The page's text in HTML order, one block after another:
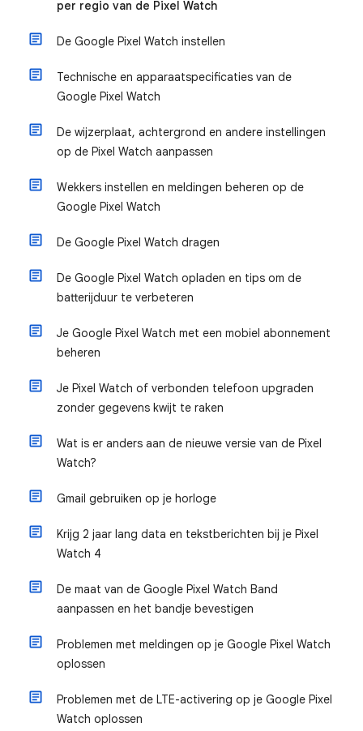
per regio van de Pixel Watch
De Google Pixel Watch instellen
Technische en apparaatspecificaties van de
Google Pixel Watch
De wijzerplaat, achtergrond en andere instellingen
op de Pixel Watch aanpassen
Wekkers instellen en meldingen beheren op de
Google Pixel Watch
De Google Pixel Watch dragen
De Google Pixel Watch opladen en tips om de
batterijduur te verbeteren
Je Google Pixel Watch met een mobiel abonnement
beheren
Je Pixel Watch of verbonden telefoon upgraden
zonder gegevens kwijt te raken
Wat is er anders aan de nieuwe versie van de Pixel
Watch?
Gmail gebruiken op je horloge
Krijg 2 jaar lang data en tekstberichten bij je Pixel
Watch 4
De maat van de Google Pixel Watch Band
aanpassen en het bandje bevestigen
Problemen met meldingen op je Google Pixel Watch
oplossen
Problemen met de LTE-activering op je Google Pixel
Watch oplossen